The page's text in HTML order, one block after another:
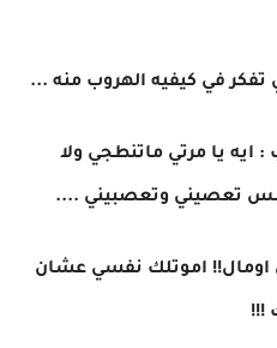
في كيفيه الهروب منه ...
ايه يا مرتي ماتنطجي ولا
بس تعصيني وتعصبيني ....
اومال!! اموتلك نفسي عشان
!!!